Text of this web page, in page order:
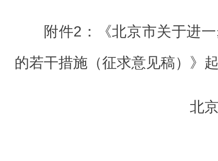
附件2：《北京市关于进
的若干措施（征求意见稿）》
北